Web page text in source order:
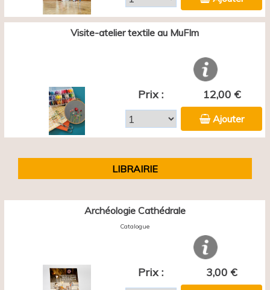
Visite-atelier textile au MuFIm
Prix : 12,00 €
Ajouter
LIBRAIRIE
Archéologie Cathédrale
Catalogue
Prix : 3,00 €